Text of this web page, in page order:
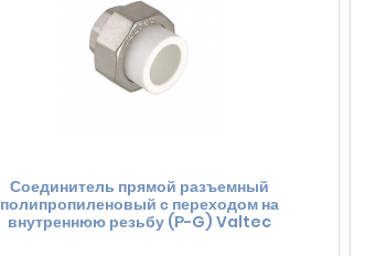
Соединитель прямой разъемный
полипропиленовый с переходом на
внутреннюю резьбу (Р-G) Valtec